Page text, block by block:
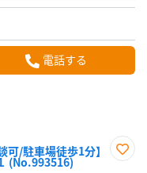
電話する
可/駐車場徒歩1分】
(No.993516)